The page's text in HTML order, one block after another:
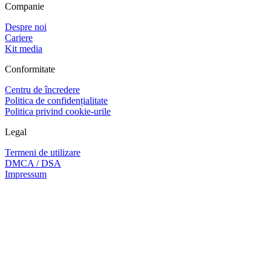
Companie
Despre noi
Cariere
Kit media
Conformitate
Centru de încredere
Politica de confidențialitate
Politica privind cookie-urile
Legal
Termeni de utilizare
DMCA / DSA
Impressum